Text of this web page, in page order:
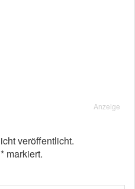
Anzeige
veröffentlicht.
* markiert.